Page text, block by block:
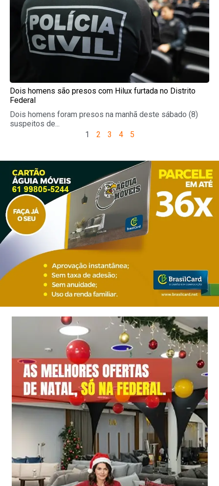
Dois homens são presos com Hilux furtada no Distrito
Federal
Dois homens foram presos na manhã deste sábado (8)
suspeitos de...
1
2 3 4 5